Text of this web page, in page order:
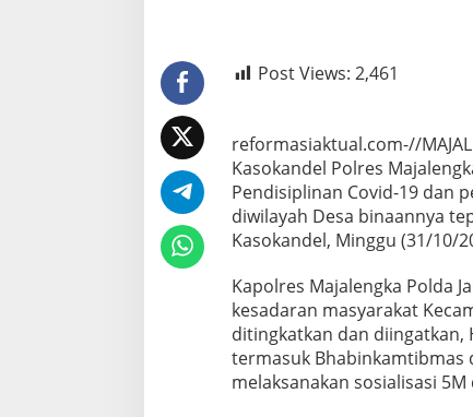
Post Views: 2,461
reformasiaktual.com-//
Kasokandel Polres
Pendisiplinan Covid-19 dan
diwilayah Desa binaannya
Kasokandel, Minggu (31/10/
Kapolres Majalengka Polda
kesadaran masyarakat
ditingkatkan dan diingatkan,
termasuk Bhabinkamtibmas
melaksanakan sosialisasi